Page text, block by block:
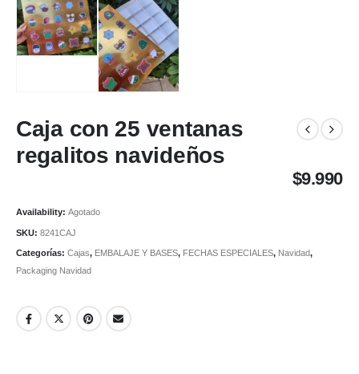
Caja con 25 ventanas
regalitos navideños
$9.990
Availability: Agotado
SKU: 8241CAJ
Categorías: Cajas, EMBALAJE Y BASES, FECHAS ESPECIALES, Navidad,
Packaging Navidad